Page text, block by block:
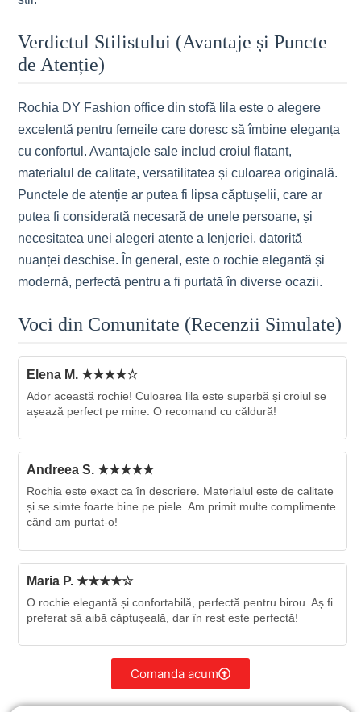
Verdictul Stilistului (Avantaje și Puncte
de Atenție)
Rochia DY Fashion office din stofă lila este o alegere
excelentă pentru femeile care doresc să îmbine eleganța
cu confortul. Avantajele sale includ croiul flatant,
materialul de calitate, versatilitatea și culoarea originală.
Punctele de atenție ar putea fi lipsa căptușelii, care ar
putea fi considerată necesară de unele persoane, și
necesitatea unei alegeri atente a lenjeriei, datorită
nuanței deschise. În general, este o rochie elegantă și
modernă, perfectă pentru a fi purtată în diverse ocazii.
Voci din Comunitate (Recenzii Simulate)
Elena M. ★★★★☆
Ador această rochie! Culoarea lila este superbă și croiul se
așează perfect pe mine. O recomand cu căldură!
Andreea S. ★★★★★
Rochia este exact ca în descriere. Materialul este de calitate
și se simte foarte bine pe piele. Am primit multe complimente
când am purtat-o!
Maria P. ★★★★☆
O rochie elegantă și confortabilă, perfectă pentru birou. Aș fi
preferat să aibă căptușeală, dar în rest este perfectă!
Comanda acum